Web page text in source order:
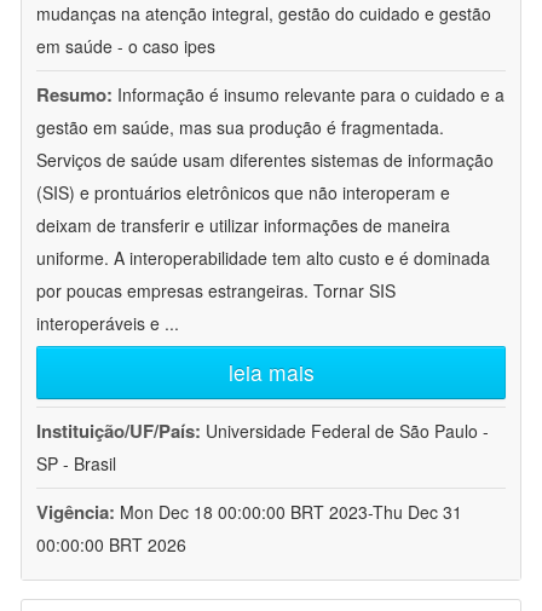
mudanças na atenção integral, gestão do cuidado e gestão
em saúde - o caso ipes
Resumo: Informação é insumo relevante para o cuidado e a
gestão em saúde, mas sua produção é fragmentada.
Serviços de saúde usam diferentes sistemas de informação
(SIS) e prontuários eletrônicos que não interoperam e
deixam de transferir e utilizar informações de maneira
uniforme. A interoperabilidade tem alto custo e é dominada
por poucas empresas estrangeiras. Tornar SIS
interoperáveis e ...
leia mais
Instituição/UF/País: Universidade Federal de São Paulo -
SP - Brasil
Vigência: Mon Dec 18 00:00:00 BRT 2023-Thu Dec 31
00:00:00 BRT 2026